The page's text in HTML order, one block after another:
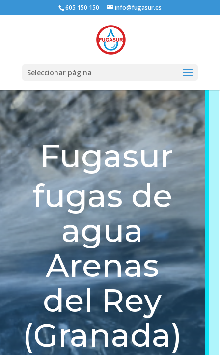
605 150 150 info@fugasur.es
Seleccionar página
Fugasur
fugas de
agua
Arenas
del Rey
(Granada)